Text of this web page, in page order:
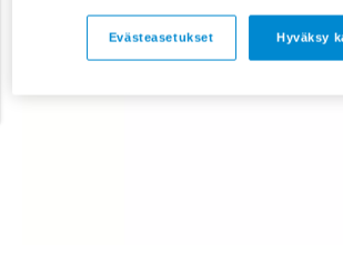
Hyväksy
Evästeasetukset